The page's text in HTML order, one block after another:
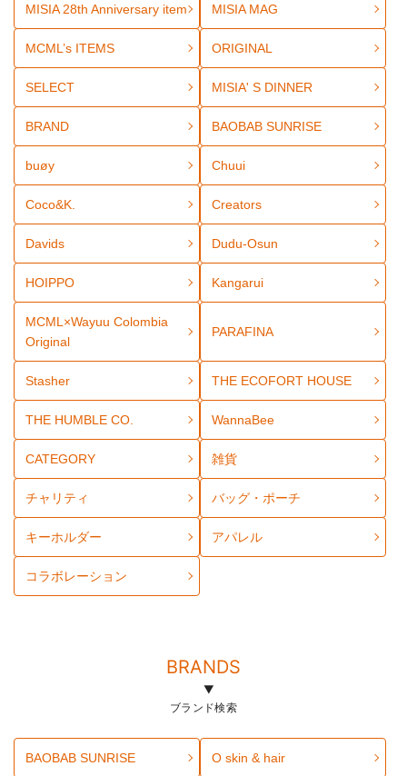
MISIA 28th Anniversary item MISIA MAG
MCML’s ITEMS ORIGINAL
SELECT MISIA' S DINNER
BRAND BAOBAB SUNRISE
buøy Chuui
Coco&K. Creators
Davids Dudu-Osun
HOIPPO Kangarui
MCML×Wayuu Colombia
Original
PARAFINA
Stasher THE ECOFORT HOUSE
THE HUMBLE CO. WannaBee
CATEGORY 雑貨
チャリティ バッグ・ポーチ
キーホルダー アパレル
コラボレーション
BRANDS
ブランド検索
BAOBAB SUNRISE O skin & hair